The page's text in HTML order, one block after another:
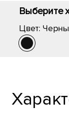
Выберите
Цвет: